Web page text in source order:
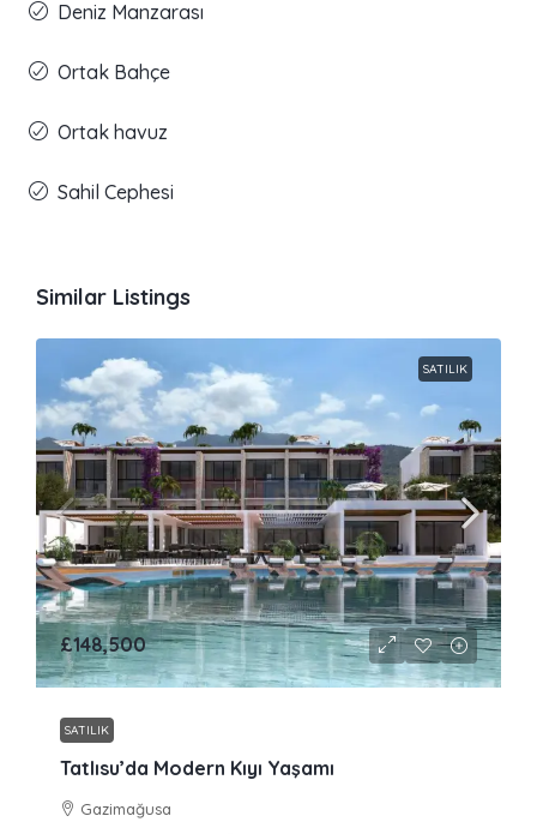
Deniz Manzarası
Ortak Bahçe
Ortak havuz
Sahil Cephesi
Similar Listings
SATILIK
£148,500
SATILIK
Tatlısu’da Modern Kıyı Yaşamı
Gazimağusa